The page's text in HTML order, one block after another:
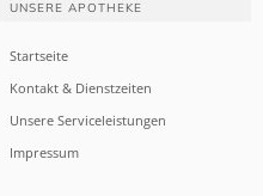
UNSERE APOTHEKE
Startseite
Kontakt & Dienstzeiten
Unsere Serviceleistungen
Impressum